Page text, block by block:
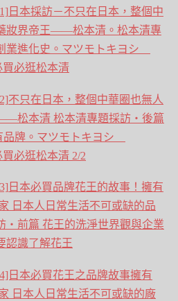
日本採訪－不只在日本，整個中
妝界帝王――松本清。松本清專
業進化史。マツモトキヨシ
買必逛松本清
不只在日本，整個中華圈也無人
松本清 松本清專題採訪‧後篇
品牌。マツモトキヨシ
買必逛松本清 2/2
日本必買品牌花王的故事！擁有
日本人日常生活不可或缺的品
前篇 花王的洗淨世界觀與企業
認識了解花王
日本必買花王之品牌故事擁有
日本人日常生活不可或缺的廠